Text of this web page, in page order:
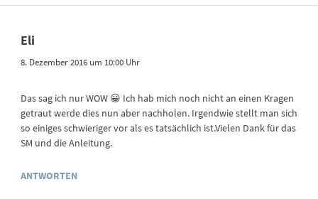
Eli
8. Dezember 2016 um 10:00 Uhr
Das sag ich nur WOW 😀 Ich hab mich noch nicht an einen Kragen
getraut werde dies nun aber nachholen. Irgendwie stellt man sich
so einiges schwieriger vor als es tatsächlich ist.Vielen Dank für das
SM und die Anleitung.
ANTWORTEN